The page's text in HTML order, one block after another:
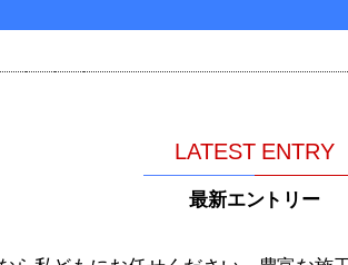
LATEST ENTRY
最新エントリー